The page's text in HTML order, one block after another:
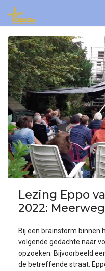
Lezing Eppo
2022: Meerweg
Bij een brainstorm binnen
volgende gedachte naar
opzoeken. Bijvoorbeeld
de betreffende straat.